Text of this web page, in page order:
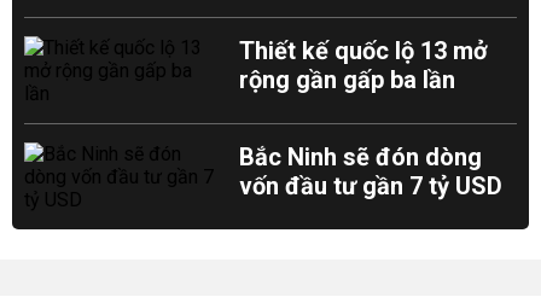
Thiết kế quốc lộ 13 mở
rộng gần gấp ba lần
Bắc Ninh sẽ đón dòng
vốn đầu tư gần 7 tỷ USD